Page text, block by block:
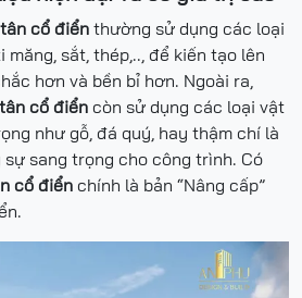
cổ điển thường sử dụng các loại
sắt, thép,.., để kiến tạo lên
hơn và bền bỉ hơn. Ngoài ra,
cổ điển còn sử dụng các loại vật
như gỗ, đá quý, hay thậm chí là
sang trọng cho công trình. Có
cổ điển chính là bản “Nâng cấp”